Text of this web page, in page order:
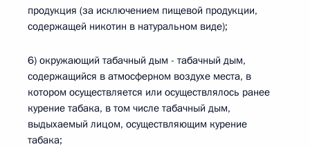
продукция (за исключением пищевой продукции,
содержащей никотин в натуральном виде);
6) окружающий табачный дым - табачный дым,
содержащийся в атмосферном воздухе места, в
котором осуществляется или осуществлялось ранее
курение табака, в том числе табачный дым,
выдыхаемый лицом, осуществляющим курение
табака;